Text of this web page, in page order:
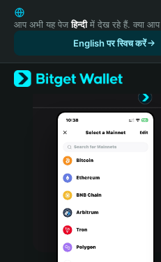
English
日本語
Русский
Español (Latinoamérica)
Türkçe
Português (Portugal)
Bahasa Indonesia
आप अभी यह पेजहिन्दीमें देख रहे हैं. क्या आप
English पर स्विच करें